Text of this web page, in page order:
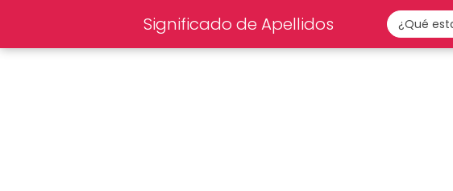
Significado de Apellidos